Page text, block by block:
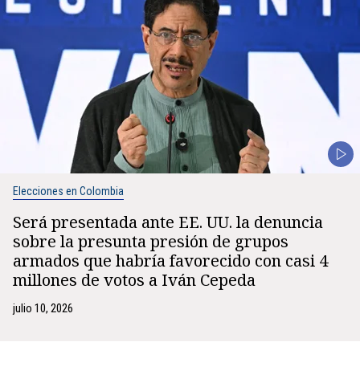
Elecciones en Colombia
Será presentada ante EE. UU. la denuncia
sobre la presunta presión de grupos
armados que habría favorecido con casi 4
millones de votos a Iván Cepeda
julio 10, 2026